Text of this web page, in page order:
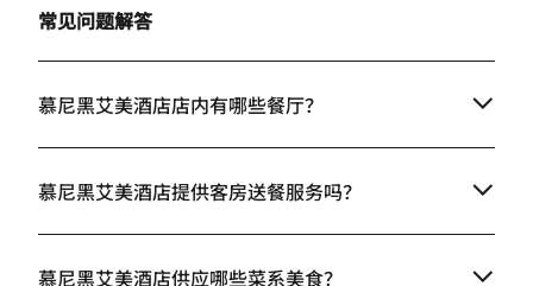
常见问题解答
慕尼黑艾美酒店店内有哪些餐厅？
慕尼黑艾美酒店提供客房送餐服务吗？
慕尼黑艾美酒店供应哪些菜系美食？